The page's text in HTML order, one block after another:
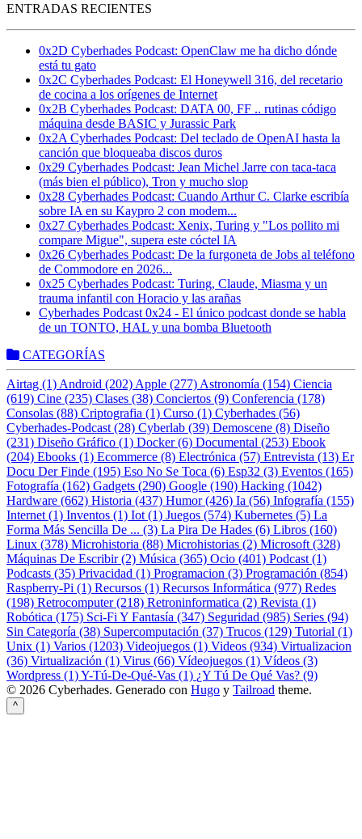
ENTRADAS RECIENTES
0x2D Cyberhades Podcast: OpenClaw me ha dicho dónde
está tu gato
0x2C Cyberhades Podcast: El Honeywell 316, del recetario
de cocina a los orígenes de Internet
0x2B Cyberhades Podcast: DATA 00, FF .. rutinas código
máquina desde BASIC y Jurassic Park
0x2A Cyberhades Podcast: Del teclado de OpenAI hasta la
canción que bloqueaba discos duros
0x29 Cyberhades Podcast: Jean Michel Jarre con taca-taca
(más bien el público), Tron y mucho slop
0x28 Cyberhades Podcast: Cuando Arthur C. Clarke escribía
sobre IA en su Kaypro 2 con modem...
0x27 Cyberhades Podcast: Xenix, Turing y "Los pollito mi
compare Migue", supera este cóctel IA
0x26 Cyberhades Podcast: De la furgoneta de Jobs al teléfono
de Commodore en 2026...
0x25 Cyberhades Podcast: Turing, Claude, Miasma y un
trauma infantil con Horacio y las arañas
Cyberhades Podcast 0x24 - El único podcast donde se habla
de un TONTO, HAL y una bomba Bluetooth
CATEGORÍAS
Airtag (1) Android (202) Apple (277) Astronomía (154) Ciencia
(619) Cine (235) Clases (38) Conciertos (9) Conferencia (178)
Consolas (88) Criptografia (1) Curso (1) Cyberhades (56)
Cyberhades-Podcast (28) Cyberlab (39) Demoscene (8) Diseño
(231) Diseño Gráfico (1) Docker (6) Documental (253) Ebook
(204) Ebooks (1) Ecommerce (8) Electrónica (57) Entrevista (13) Er
Docu Der Finde (195) Eso No Se Toca (6) Esp32 (3) Eventos (165)
Fotografía (162) Gadgets (290) Google (190) Hacking (1042)
Hardware (662) Historia (437) Humor (426) Ia (56) Infografía (155)
Internet (1) Inventos (1) Iot (1) Juegos (574) Kubernetes (5) La
Forma Más Sencilla De ... (3) La Pira De Hades (6) Libros (160)
Linux (378) Microhistoria (88) Microhistorias (2) Microsoft (328)
Máquinas De Escribir (2) Música (365) Ocio (401) Podcast (1)
Podcasts (35) Privacidad (1) Programacion (3) Programación (854)
Raspberry-Pi (1) Recursos (1) Recursos Informática (977) Redes
(198) Retrocomputer (218) Retroninformatica (2) Revista (1)
Robótica (175) Sci-Fi Y Fantasía (347) Seguridad (985) Series (94)
Sin Categoría (38) Supercomputación (37) Trucos (129) Tutorial (1)
Unix (1) Varios (1203) Videojuegos (1) Videos (934) Virtualizacion
(36) Virtualización (1) Virus (66) Vídeojuegos (1) Vídeos (3)
Wordpress (1)Y-Tú-De-Qué-Vas (1) ¿Y Tú De Qué Vas? (9)
© 2026 Cyberhades. Generado con Hugo y Tailroad theme.
^